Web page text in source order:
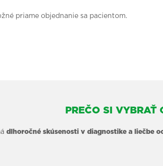
priame objednanie sa pacientom.
PREČO SI
dlhoročné skúsenosti v diagnostike a liečbe